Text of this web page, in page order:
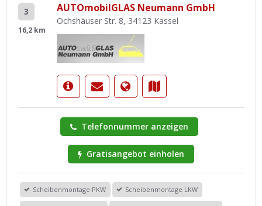
3
16,2 km
AUTOmobilGLAS Neumann GmbH
Ochshäuser Str. 8, 34123 Kassel
Telefonnummer anzeigen
Gratisangebot einholen
Scheibenmontage PKW Scheibenmontage LKW